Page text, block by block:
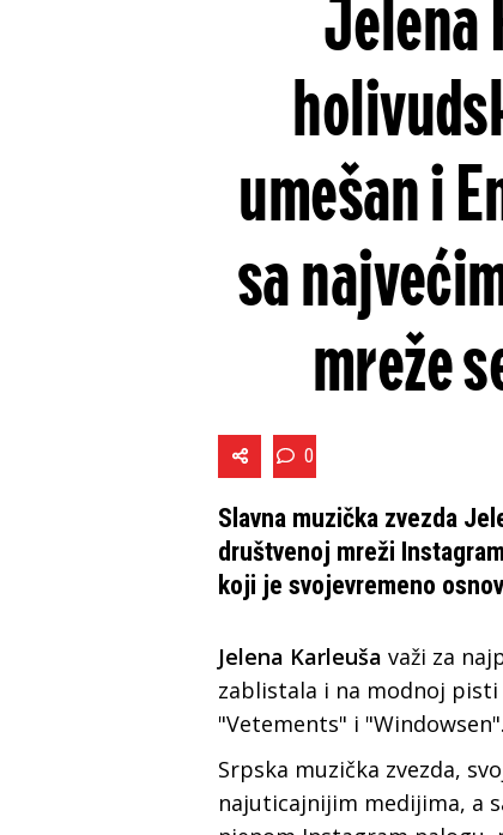
Jelena
umešan i
sa
mreže
0
Slavna muzička zvezda
društvenoj mreži
koji je svojevremeno
Jelena Karleuša važi za
zablistala i na modnoj pisti
"Vetements" i "Windowsen".
Srpska muzička zvezda,
najuticajnijim medijima, a